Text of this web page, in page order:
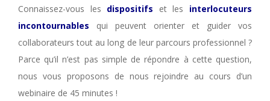
Connaissez-vous les dispositifs et les interlocuteurs
incontournables qui peuvent orienter et guider vos
collaborateurs tout au long de leur parcours professionnel ?
Parce qu’il n’est pas simple de répondre à cette question,
nous vous proposons de nous rejoindre au cours d’un
webinaire de 45 minutes !